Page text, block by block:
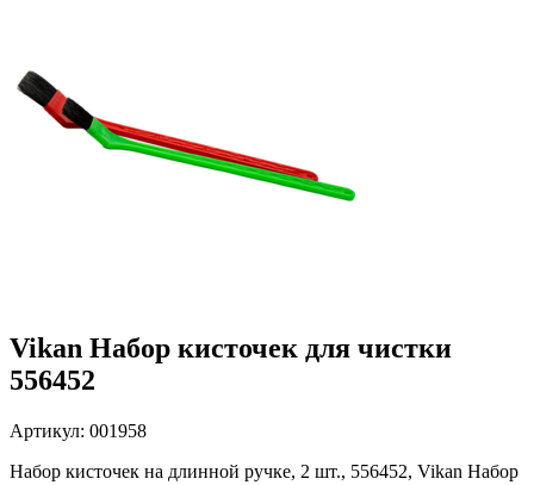
Vikan Набор кисточек для чистки
556452
Артикул: 001958
Набор кисточек на длинной ручке, 2 шт., 556452, Vikan Набор